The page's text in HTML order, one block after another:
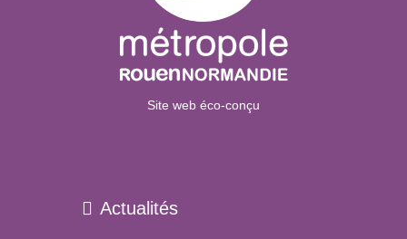
Site web éco-conçu
Actualités